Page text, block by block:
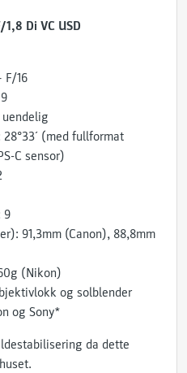
Di VC USD
F/16
(med fullformat
C sensor)
9
91,3mm (Canon), 88,8mm
(Nikon)
og solblender
og Sony*
da dette